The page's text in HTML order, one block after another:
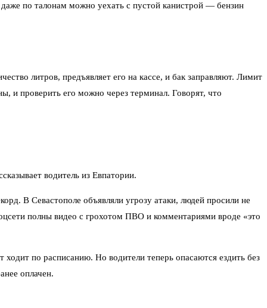
по талонам можно уехать с пустой канистрой — бензин
литров, предъявляет его на кассе, и бак заправляют. Лимит
проверить его можно через терминал. Говорят, что
водитель из Евпатории.
В Севастополе объявляли угрозу атаки, людей просили не
полны видео с грохотом ПВО и комментариями вроде «это
по расписанию. Но водители теперь опасаются ездить без
оплачен.